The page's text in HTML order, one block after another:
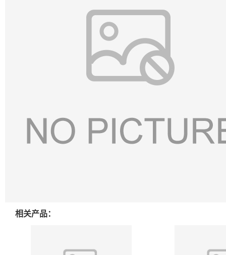
相关产品：